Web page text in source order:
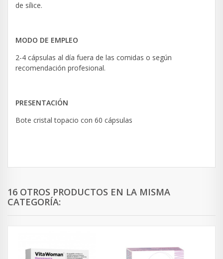
de sílice.
MODO DE EMPLEO
2-4 cápsulas al día fuera de las comidas o según
recomendación profesional.
PRESENTACIÓN
Bote cristal topacio con 60 cápsulas
16 OTROS PRODUCTOS EN LA MISMA
CATEGORÍA: